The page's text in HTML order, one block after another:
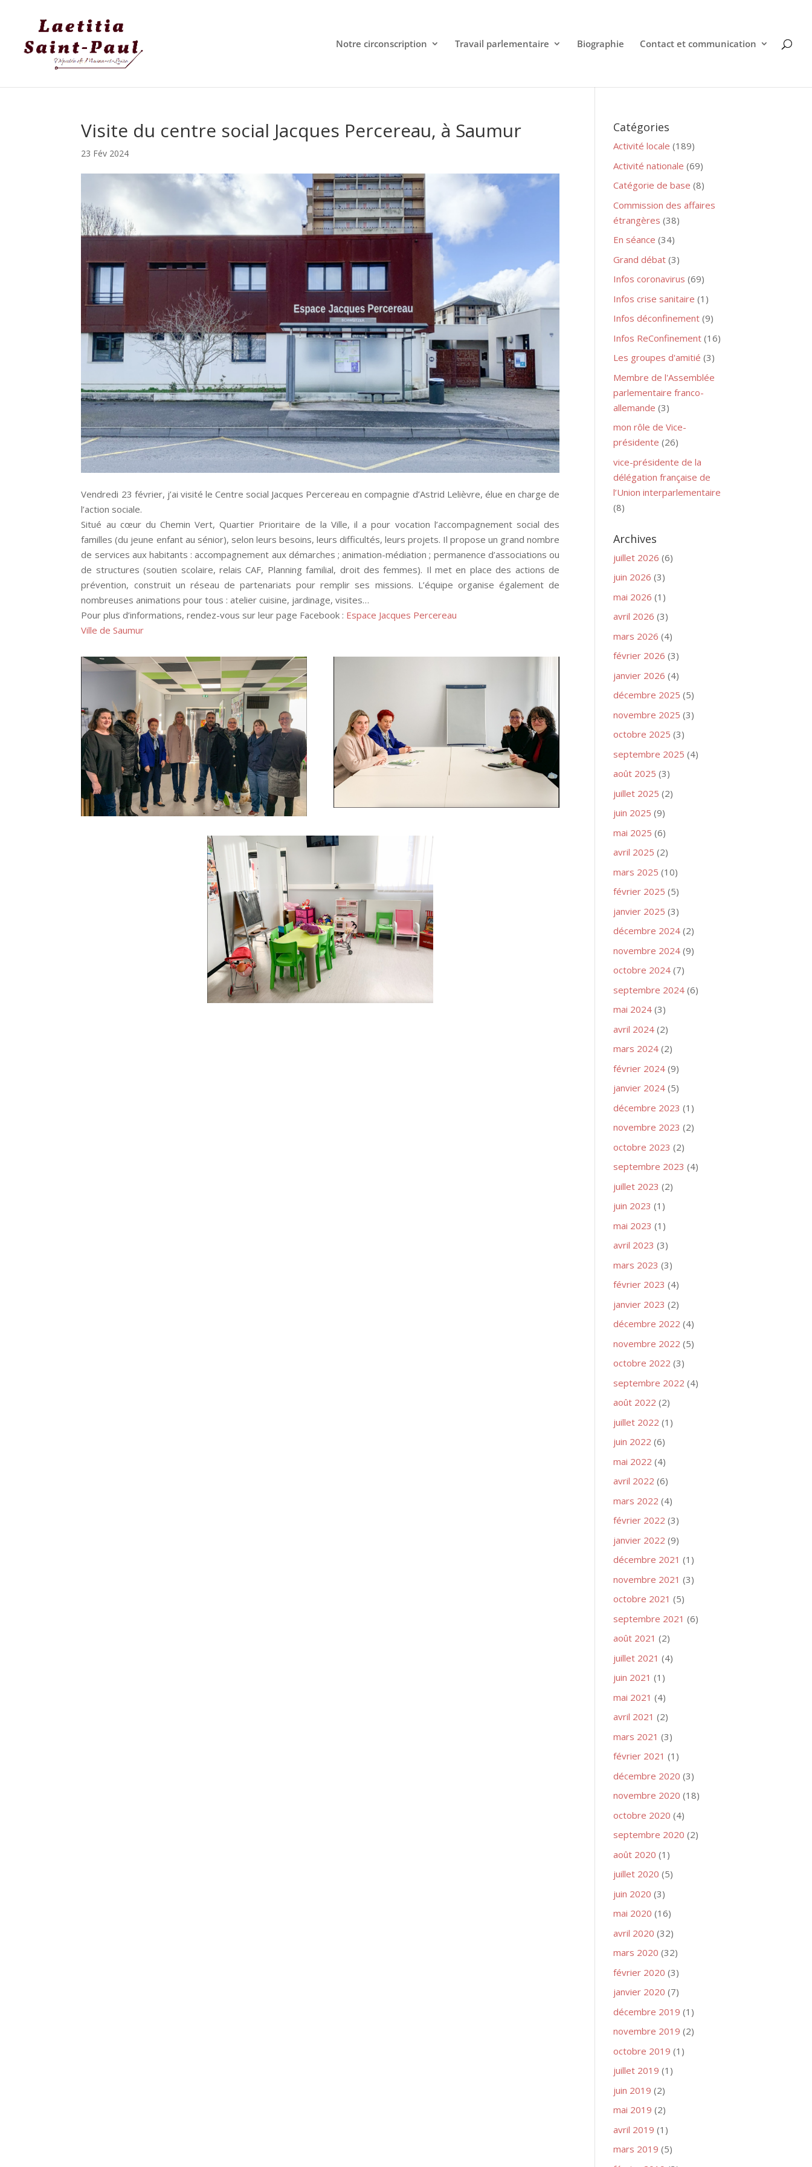
Notre circonscription Travail parlementaire Biographie Contact et communication
Visite du centre social Jacques Percereau, à Saumur
23 Fév 2024
Vendredi 23 février, j’ai visité le Centre social Jacques Percereau en compagnie d’Astrid Lelièvre, élue en charge de
l’action sociale.
Situé au cœur du Chemin Vert, Quartier Prioritaire de la Ville, il a pour vocation l’accompagnement social des
familles (du jeune enfant au sénior), selon leurs besoins, leurs difficultés, leurs projets. Il propose un grand nombre
de services aux habitants : accompagnement aux démarches ; animation-médiation ; permanence d’associations ou
de structures (soutien scolaire, relais CAF, Planning familial, droit des femmes). Il met en place des actions de
prévention, construit un réseau de partenariats pour remplir ses missions. L’équipe organise également de
nombreuses animations pour tous : atelier cuisine, jardinage, visites…
Pour plus d’informations, rendez-vous sur leur page Facebook : Espace Jacques Percereau
Ville de Saumur
Catégories
Activité locale (189)
Activité nationale (69)
Catégorie de base (8)
Commission des affaires
étrangères (38)
En séance (34)
Grand débat (3)
Infos coronavirus (69)
Infos crise sanitaire (1)
Infos déconfinement (9)
Infos ReConfinement (16)
Les groupes d'amitié (3)
Membre de l'Assemblée
parlementaire franco-
allemande (3)
mon rôle de Vice-
présidente (26)
vice-présidente de la
délégation française de
l’Union interparlementaire
(8)
Archives
juillet 2026 (6)
juin 2026 (3)
mai 2026 (1)
avril 2026 (3)
mars 2026 (4)
février 2026 (3)
janvier 2026 (4)
décembre 2025 (5)
novembre 2025 (3)
octobre 2025 (3)
septembre 2025 (4)
août 2025 (3)
juillet 2025 (2)
juin 2025 (9)
mai 2025 (6)
avril 2025 (2)
mars 2025 (10)
février 2025 (5)
janvier 2025 (3)
décembre 2024 (2)
novembre 2024 (9)
octobre 2024 (7)
septembre 2024 (6)
mai 2024 (3)
avril 2024 (2)
mars 2024 (2)
février 2024 (9)
janvier 2024 (5)
décembre 2023 (1)
novembre 2023 (2)
octobre 2023 (2)
septembre 2023 (4)
juillet 2023 (2)
juin 2023 (1)
mai 2023 (1)
avril 2023 (3)
mars 2023 (3)
février 2023 (4)
janvier 2023 (2)
décembre 2022 (4)
novembre 2022 (5)
octobre 2022 (3)
septembre 2022 (4)
août 2022 (2)
juillet 2022 (1)
juin 2022 (6)
mai 2022 (4)
avril 2022 (6)
mars 2022 (4)
février 2022 (3)
janvier 2022 (9)
décembre 2021 (1)
novembre 2021 (3)
octobre 2021 (5)
septembre 2021 (6)
août 2021 (2)
juillet 2021 (4)
juin 2021 (1)
mai 2021 (4)
avril 2021 (2)
mars 2021 (3)
février 2021 (1)
décembre 2020 (3)
novembre 2020 (18)
octobre 2020 (4)
septembre 2020 (2)
août 2020 (1)
juillet 2020 (5)
juin 2020 (3)
mai 2020 (16)
avril 2020 (32)
mars 2020 (32)
février 2020 (3)
janvier 2020 (7)
décembre 2019 (1)
novembre 2019 (2)
octobre 2019 (1)
juillet 2019 (1)
juin 2019 (2)
mai 2019 (2)
avril 2019 (1)
mars 2019 (5)